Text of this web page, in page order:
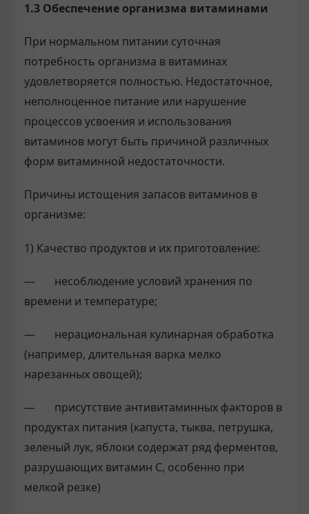
1.3 Обеспечение организма витаминами
При нормальном питании суточная
потребность организма в витаминах
удовлетворяется полностью. Недостаточное,
неполноценное питание или нарушение
процессов усвоения и использования
витаминов могут быть причиной различных
форм витаминной недостаточности.
Причины истощения запасов витаминов в
организме:
1) Качество продуктов и их приготовление:
— несоблюдение условий хранения по
времени и температуре;
— нерациональная кулинарная обработка
(например, длительная варка мелко
нарезанных овощей);
— присутствие антивитаминных факторов в
продуктах питания (капуста, тыква, петрушка,
зеленый лук, яблоки содержат ряд ферментов,
разрушающих витамин С, особенно при
мелкой резке)